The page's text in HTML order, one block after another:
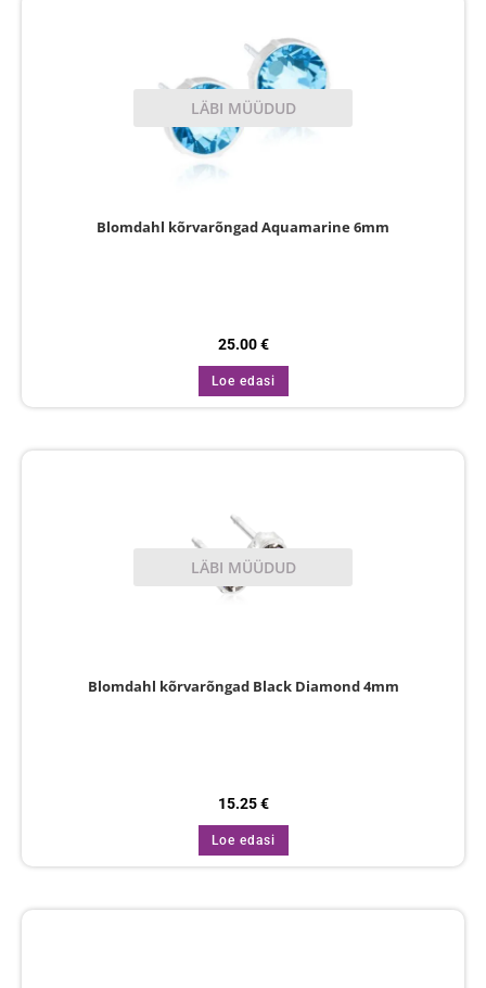
LÄBI MÜÜDUD
Blomdahl kõrvarõngad Aquamarine 6mm
25.00€
Loe edasi
LÄBI MÜÜDUD
Blomdahl kõrvarõngad Black Diamond 4mm
15.25€
Loe edasi